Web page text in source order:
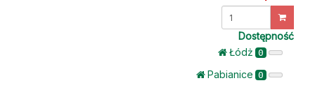
Dostępność
Łódż 0
Pabianice 0